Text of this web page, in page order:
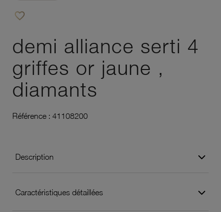
favorite_border
demi alliance serti 4
griffes or jaune ,
diamants
Référence : 41108200
Description
Caractéristiques détaillées